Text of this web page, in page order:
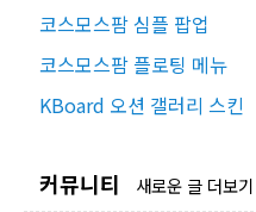
코스모스팜 심플 팝업
코스모스팜 플로팅 메뉴
KBoard 오션 갤러리 스킨
커뮤니티 새로운 글 더보기